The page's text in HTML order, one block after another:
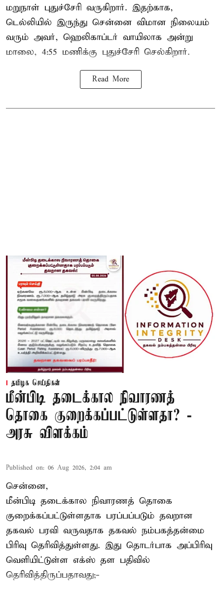
மறுநாள் புதுச்சேரி வருகிறார். இதற்காக,
டெல்லியில் இருந்து சென்னை விமான நிலையம்
வரும் அவர், ஹெலிகாப்டர் வாயிலாக அன்று
மாலை, 4:55 மணிக்கு புதுச்சேரி செல்கிறார்.
Read More
தமிழக செய்திகள்
மீன்பிடி தடைக்கால நிவாரணத்
தொகை குறைக்கப்பட்டுள்ளதா? -
அரசு விளக்கம்
Published on: 06 Aug 2026, 2:04 am
சென்னை,
மீன்பிடி தடைக்கால நிவாரணத் தொகை
குறைக்கப்பட்டுள்ளதாக பரப்பப்படும் தவறான
தகவல் பரவி வருவதாக தகவல் நம்பகத்தன்மை
பிரிவு தெரிவித்துள்ளது. இது தொடர்பாக அப்பிரிவு
வெளியிட்டுள்ள எக்ஸ் தள பதிவில்
தெரிவித்திருப்பதாவது;-